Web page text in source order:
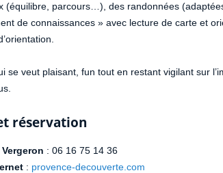
(équilibre, parcours…), des randonnées
de connaissances » avec lecture de carte et
se veut plaisant, fun tout en restant vigilant sur
réservation
: 06 16 75 14 36
: provence-decouverte.com